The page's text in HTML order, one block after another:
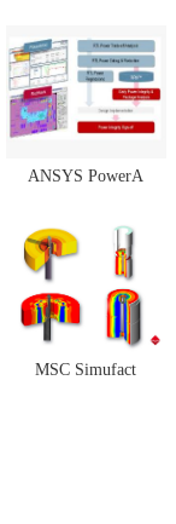
ANSYS PowerA
MSC Simufact